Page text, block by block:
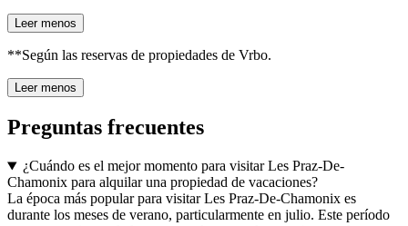
Leer menos
**Según las reservas de propiedades de Vrbo.
Leer menos
Preguntas frecuentes
¿Cuándo es el mejor momento para visitar Les Praz-De-
Chamonix para alquilar una propiedad de vacaciones?
La época más popular para visitar Les Praz-De-Chamonix es
durante los meses de verano, particularmente en julio. Este período